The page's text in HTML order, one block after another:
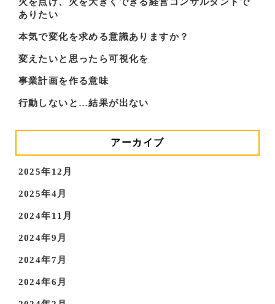
火を点け、火を大きくできる経営コンサルタントで
ありたい
本気で変化を求める意識ありますか？
変えたいと思ったら可視化を
事業計画を作る意味
行動しないと…結果が出ない
アーカイブ
2025年12月
2025年4月
2024年11月
2024年9月
2024年7月
2024年6月